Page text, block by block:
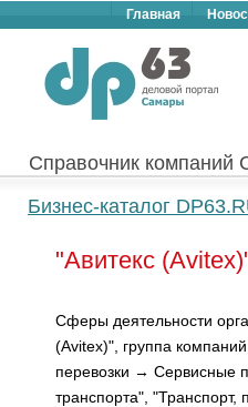
Главная
Справочник компаний
Бизнес-каталог
"Авитекс
Сферы деятельности
(Avitex)", группа
перевозки → Сервисные
транспорта", "Транспорт,